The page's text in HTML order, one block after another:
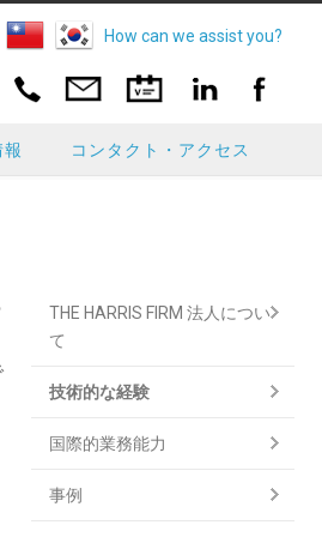
How can we assist you?
コンタクト・アクセス
THE HARRIS FIRM 法人につい
て
技術的な経験
国際的業務能力
事例